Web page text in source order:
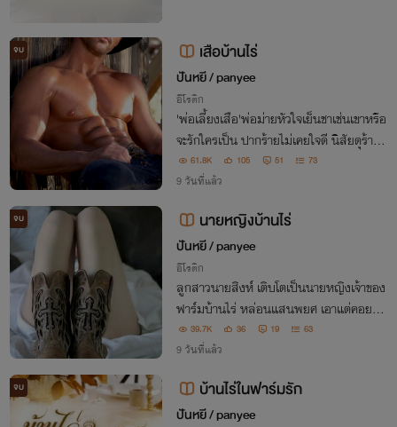
จบ เสือบ้านไร่
ปันหยี / panyee
อีโรติก
'พ่อเลี้ยงเสือ'พ่อม่ายหัวใจเย็นชาเช่นเขาหรือ
จะรักใครเป็น ปากร้ายไม่เคยใจดี นิสัยดุร้ายเ
หมือนชื่อ ทว่ามารดากลับช่างหา'นางฟ้า'มาเ
ป็นเมียเสือ หญิงผู้ดีชีวิตไม่เคยลำบาก แล้วห
61.8K 105 51 73
9 วันที่แล้ว
จบ นายหญิงบ้านไร่
ปันหยี / panyee
อีโรติก
ลูกสาวนายสิงห์ เติบโตเป็นนายหญิงเจ้าของ
ฟาร์มบ้านไร่ หล่อนแสนพยศ เอาแต่คอยจ้อ
งจับผิดนายคนเลี้ยงม้า ก็คนงานบ้าอะไรไปห
ล่อเหลาคมเข้มขนาดนั้น ตัวใหญ่บึกบึน ดิบเ
วเอง
39.7K 36 19 63
9 วันที่แล้ว
จบ บ้านไร่ในฟาร์มรัก
ปันหยี / panyee